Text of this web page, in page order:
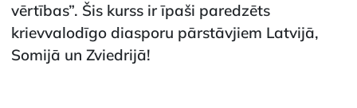
vērtības”. Šis kurss ir īpaši paredzēts
krievvalodīgo diasporu pārstāvjiem Latvijā,
Somijā un Zviedrijā!